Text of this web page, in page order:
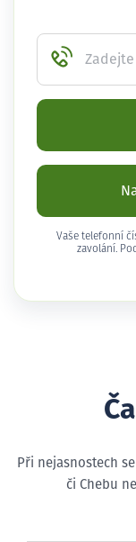
Vaše telefonní
zavolání.
Při nejasnostech
či Chebu